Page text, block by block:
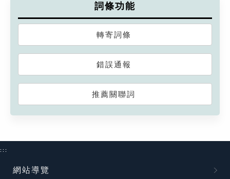
詞條功能
轉寄詞條
錯誤通報
推薦關聯詞
:::
網站導覽